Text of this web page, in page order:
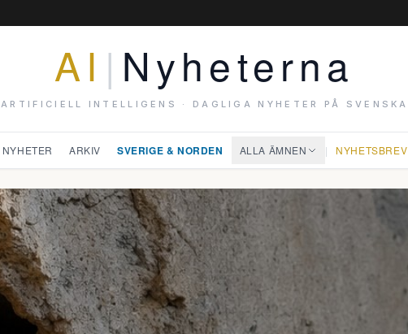
AI | Nyheterna
ARTIFICIELL INTELLIGENS · DAGLIGA NYHETER PÅ SVENSKA
NYHETER ARKIV SVERIGE & NORDEN ALLA ÄMNEN | NYHETSBREV